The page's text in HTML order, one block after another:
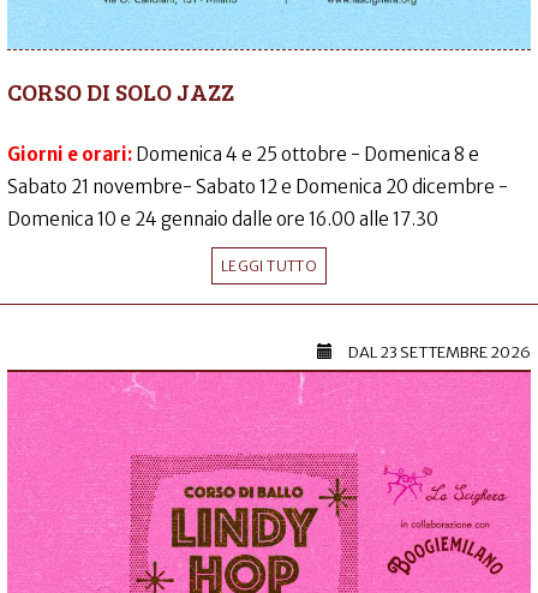
CORSO DI SOLO JAZZ
Giorni e orari: Domenica 4 e 25 ottobre - Domenica 8 e
Sabato 21 novembre- Sabato 12 e Domenica 20 dicembre -
Domenica 10 e 24 gennaio dalle ore 16.00 alle 17.30
LEGGI TUTTO
DAL23 SETTEMBRE 2026